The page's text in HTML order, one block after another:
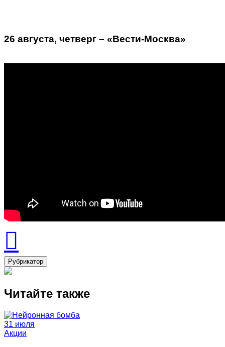
26 августа, четверг – «Вести-Москва»
Рубрикатор
Читайте также
31 июля
Акции